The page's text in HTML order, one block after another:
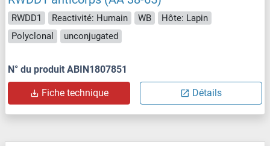
RWDD1 Reactivité: Humain WB
Hôte: Lapin
Polyclonal
unconjugated
N° du produit ABIN1807851
Fiche technique Détails